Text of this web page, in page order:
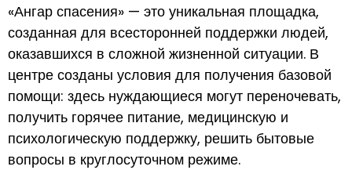
«Ангар спасения» — это уникальная площадка,
созданная для всесторонней поддержки людей,
оказавшихся в сложной жизненной ситуации. В
центре созданы условия для получения базовой
помощи: здесь нуждающиеся могут переночевать,
получить горячее питание, медицинскую и
психологическую поддержку, решить бытовые
вопросы в круглосуточном режиме.